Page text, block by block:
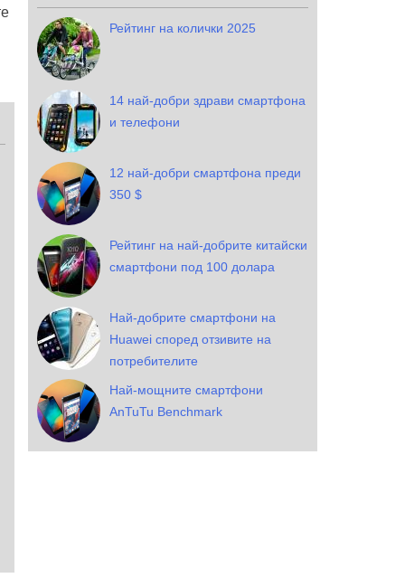
Рейтинг на колички 2025
14 най-добри здрави смартфона
и телефони
12 най-добри смартфона преди
350 $
Рейтинг на най-добрите китайски
смартфони под 100 долара
Най-добрите смартфони на
Huawei според отзивите на
потребителите
Най-мощните смартфони
AnTuTu Benchmark